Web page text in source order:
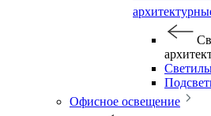
Офисное освещение